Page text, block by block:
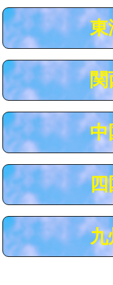
マス交換（深さ50㎝以
コンクリート斫り（厚
コンクリート斫り（厚
モルタル補修（厚さ10
追加人工
※給水管工事は20mm
東
関
中
四
九